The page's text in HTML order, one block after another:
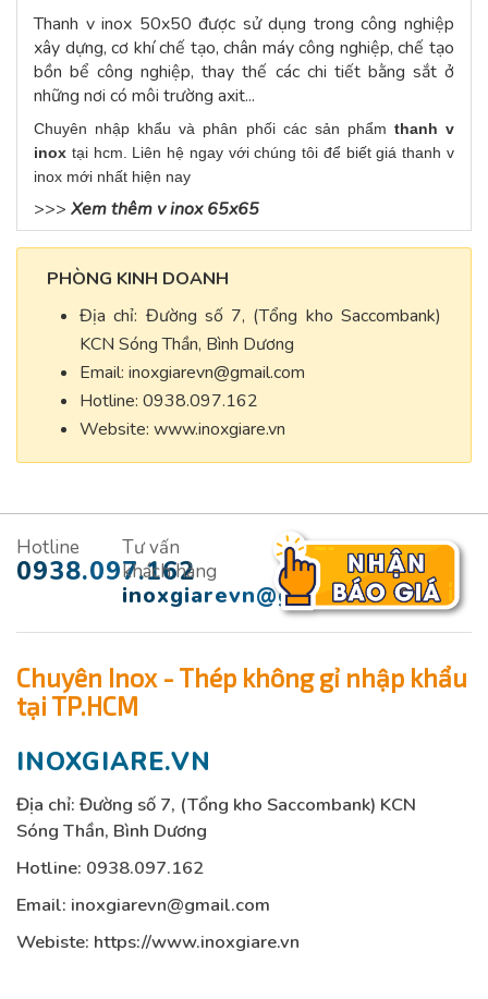
Thanh v inox 50x50 được sử dụng trong công nghiệp
xây dựng, cơ khí chế tạo, chân máy công nghiệp, chế tạo
bồn bể công nghiệp, thay thế các chi tiết bằng sắt ở
những nơi có môi trường axit...
Chuyên nhập khẩu và phân phối các sản phẩm thanh v
inox tại hcm. Liên hệ ngay với chúng tôi để biết giá thanh v
inox mới nhất hiện nay
>>> Xem thêm v inox 65x65
PHÒNG KINH DOANH
Địa chỉ: Đường số 7, (Tổng kho Saccombank)
KCN Sóng Thần, Bình Dương
Email: inoxgiarevn@gmail.com
Hotline: 0938.097.162
Website: www.inoxgiare.vn
Hotline
0938.097.162
Tư vấn
khách hàng
inoxgiarevn@gmail.com
Chuyên Inox - Thép không gỉ nhập khẩu
tại TP.HCM
INOXGIARE.VN
Địa chỉ: Đường số 7, (Tổng kho Saccombank) KCN
Sóng Thần, Bình Dương
Hotline: 0938.097.162
Email: inoxgiarevn@gmail.com
Webiste: https://www.inoxgiare.vn